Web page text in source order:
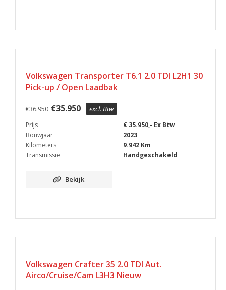
Volkswagen Transporter T6.1 2.0 TDI L2H1 30
Pick-up / Open Laadbak
€36.950 €35.950 excl. Btw
Prijs
€ 35.950,- Ex Btw
Bouwjaar
2023
Kilometers
9.942 Km
Transmissie
Handgeschakeld
Bekijk
Volkswagen Crafter 35 2.0 TDI Aut.
Airco/Cruise/Cam L3H3 Nieuw